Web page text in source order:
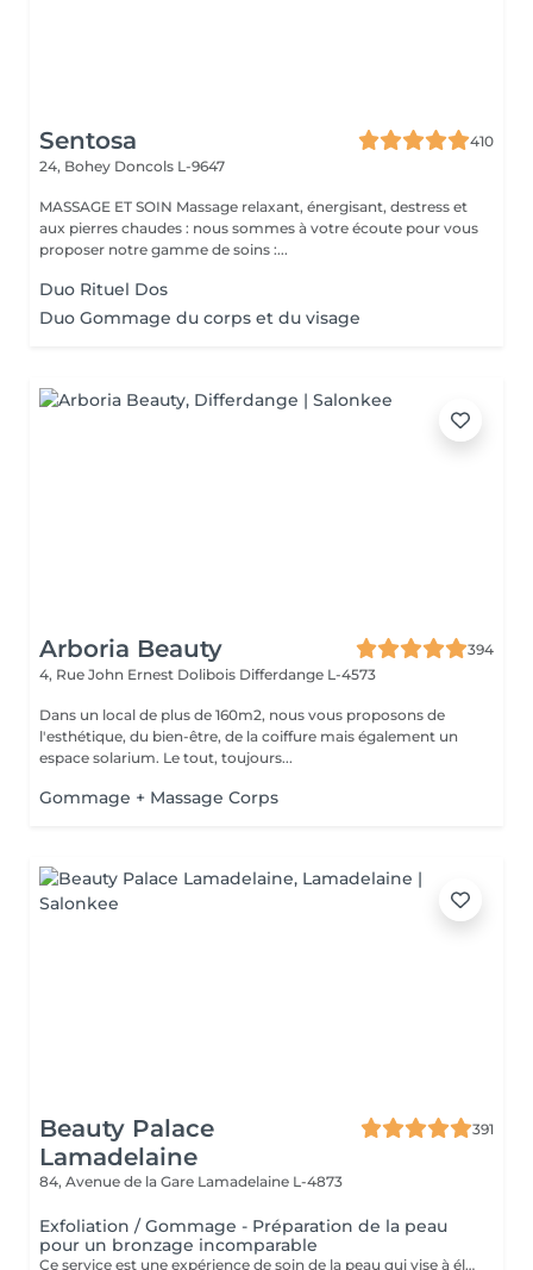
Sentosa
410
24, Bohey Doncols L-9647
MASSAGE ET SOIN Massage relaxant, énergisant, destress et
aux pierres chaudes : nous sommes à votre écoute pour vous
proposer notre gamme de soins :...
Duo Rituel Dos
Duo Gommage du corps et du visage
Arboria Beauty
394
4, Rue John Ernest Dolibois Differdange L-4573
Dans un local de plus de 160m2, nous vous proposons de
l'esthétique, du bien-être, de la coiffure mais également un
espace solarium. Le tout, toujours...
Gommage + Massage Corps
Beauty Palace
Lamadelaine
391
84, Avenue de la Gare Lamadelaine L-4873
Exfoliation / Gommage - Préparation de la peau
pour un bronzage incomparable
Ce service est une expérience de soin de la peau qui vise à éliminer les cellules mortes de la peau, à lisser la texture et à préparer la peau pour d'autres traitements ou pour améliorer son apparence générale. Lors de ce service, un exfoliant doux est appliqué sur la peau, puis massé en douceur pour éliminer les impuretés et les cellules mortes. Le résultat est une peau plus lisse, plus radieuse et plus réceptive aux autres soins de la peau. Ce service est idéal pour maintenir une peau saine et éclatante.